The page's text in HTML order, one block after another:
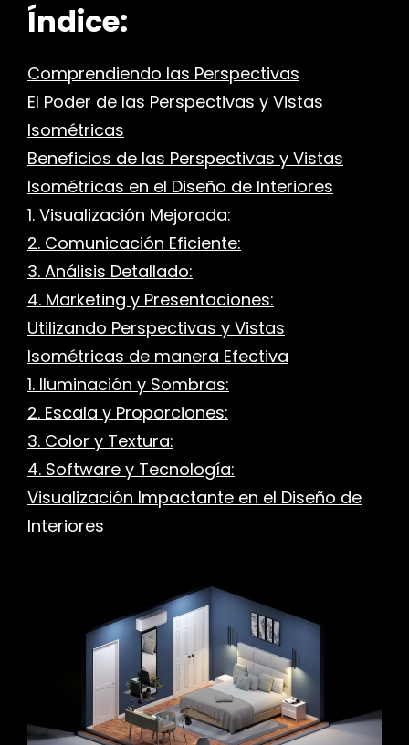
Índice:
Comprendiendo las Perspectivas
El Poder de las Perspectivas y Vistas
Isométricas
Beneficios de las Perspectivas y Vistas
Isométricas en el Diseño de Interiores
1. Visualización Mejorada:
2. Comunicación Eficiente:
3. Análisis Detallado:
4. Marketing y Presentaciones:
Utilizando Perspectivas y Vistas
Isométricas de manera Efectiva
1. Iluminación y Sombras:
2. Escala y Proporciones:
3. Color y Textura:
4. Software y Tecnología:
Visualización Impactante en el Diseño de
Interiores